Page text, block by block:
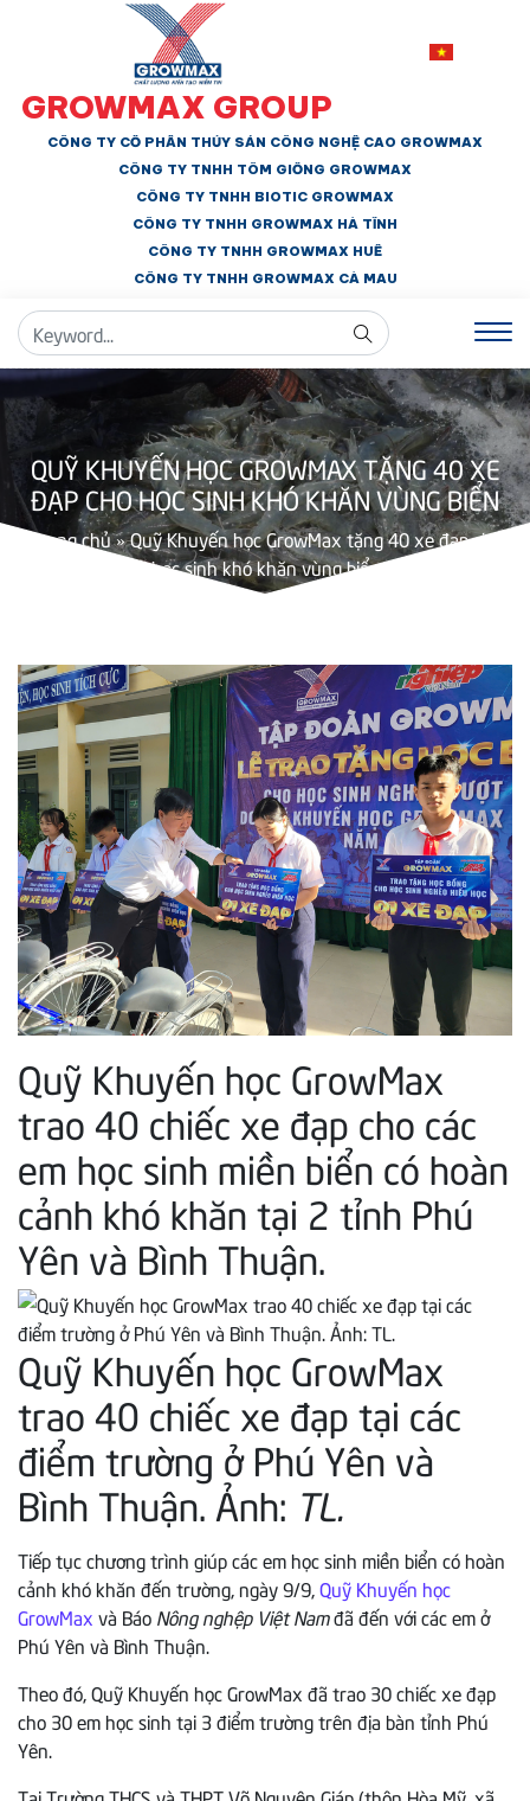
GROWMAX GROUP
CÔNG TY CỔ PHẦN THỦY SẢN CÔNG NGHỆ CAO GROWMAX
CÔNG TY TNHH TÔM GIỐNG GROWMAX
CÔNG TY TNHH BIOTIC GROWMAX
CÔNG TY TNHH GROWMAX HÀ TĨNH
CÔNG TY TNHH GROWMAX HUẾ
CÔNG TY TNHH GROWMAX CÀ MAU
QUỸ KHUYẾN HỌC GROWMAX TẶNG 40 XE
ĐẠP CHO HỌC SINH KHÓ KHĂN VÙNG BIỂN
Trang chủ»Quỹ Khuyến học GrowMax tặng 40 xe đạp cho
học sinh khó khăn vùng biển
Quỹ Khuyến học GrowMax
trao 40 chiếc xe đạp cho các
em học sinh miền biển có hoàn
cảnh khó khăn tại 2 tỉnh Phú
Yên và Bình Thuận.
Quỹ Khuyến học GrowMax
trao 40 chiếc xe đạp tại các
điểm trường ở Phú Yên và
Bình Thuận. Ảnh: TL.
Tiếp tục chương trình giúp các em học sinh miền biển có hoàn
cảnh khó khăn đến trường, ngày 9/9,Quỹ Khuyến học
GrowMax và Báo Nông nghệp Việt Namđã đến với các em ở
Phú Yên và Bình Thuận.
Theo đó, Quỹ Khuyến học GrowMax đã trao 30 chiếc xe đạp
cho 30 em học sinh tại 3 điểm trường trên địa bàn tỉnh Phú
Yên.